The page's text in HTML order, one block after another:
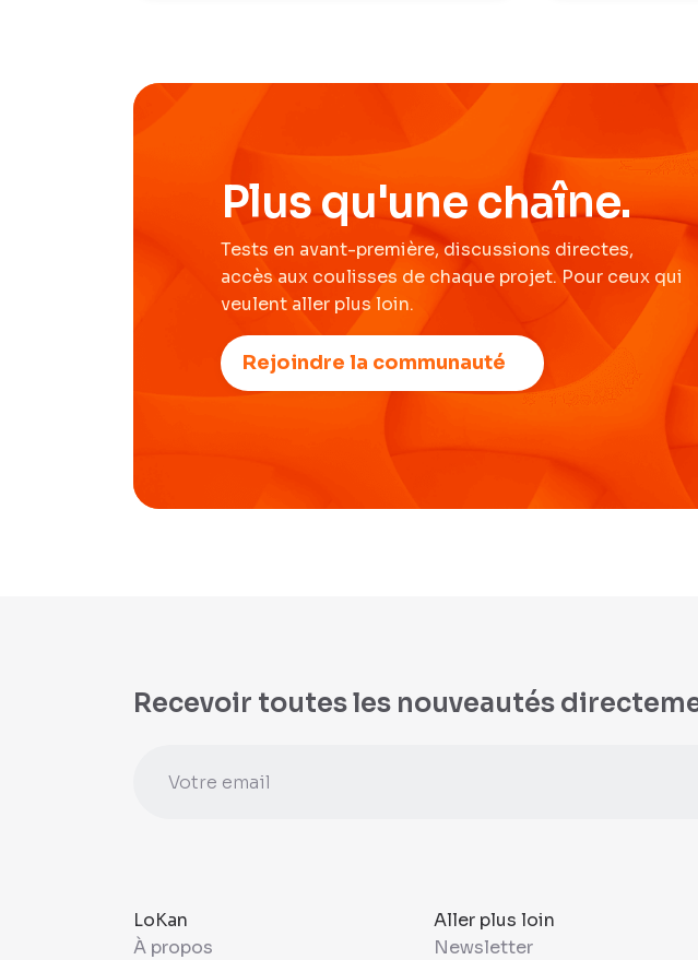
Plus qu'une chaîne.
Tests en avant-première, discussions directes,
accès aux coulisses de chaque projet. Pour ceux qui
veulent aller plus loin.
Rejoindre la communauté
Recevoir toutes les nouveautés
LoKan
À propos
Aller plus loin
Newsletter